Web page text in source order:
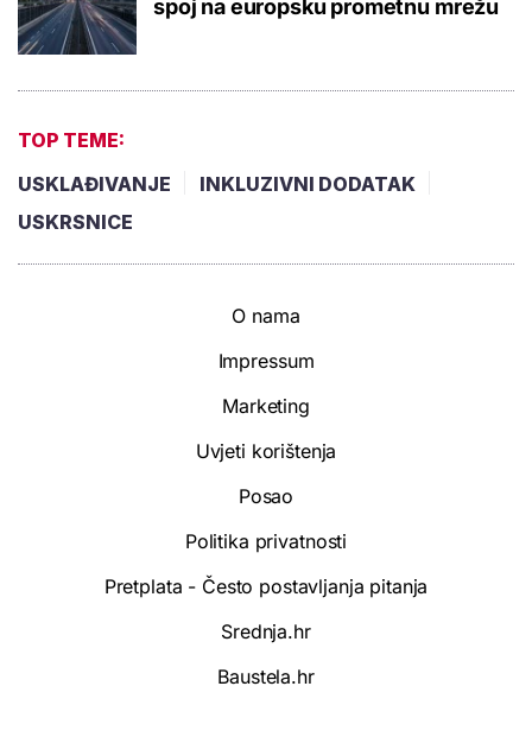
spoj na europsku prometnu mrežu
TOP TEME:
USKLAĐIVANJE
INKLUZIVNI DODATAK
USKRSNICE
O nama
Impressum
Marketing
Uvjeti korištenja
Posao
Politika privatnosti
Pretplata - Često postavljanja pitanja
Srednja.hr
Baustela.hr